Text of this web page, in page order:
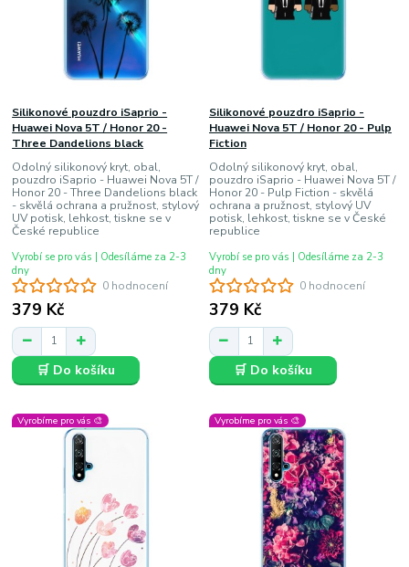
0 hodnocení
Silikonové pouzdro iSaprio -
Huawei Nova 5T / Honor 20 -
Three Dandelions black
Odolný silikonový kryt, obal,
pouzdro iSaprio - Huawei Nova 5T /
Honor 20 - Three Dandelions black
- skvělá ochrana a pružnost, stylový
UV potisk, lehkost, tiskne se v
České republice
379 Kč
Vyrobí se pro vás | Odesíláme za 2-3
dny
🛒 Do košíku
0 hodnocení
Silikonové pouzdro iSaprio -
Huawei Nova 5T / Honor 20 - Pulp
Fiction
Odolný silikonový kryt, obal,
pouzdro iSaprio - Huawei Nova 5T /
Honor 20 - Pulp Fiction - skvělá
ochrana a pružnost, stylový UV
potisk, lehkost, tiskne se v České
republice
379 Kč
Vyrobí se pro vás | Odesíláme za 2-3
dny
🛒 Do košíku
Vyrobíme pro vás 🎨 Vyrobíme pro vás 🎨